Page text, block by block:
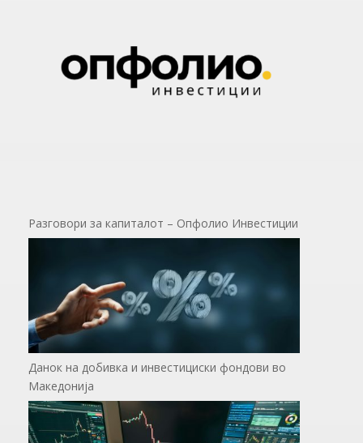
Разговори за капиталот – Опфолио Инвестиции
Данок на добивка и инвестициски фондови во
Македонија